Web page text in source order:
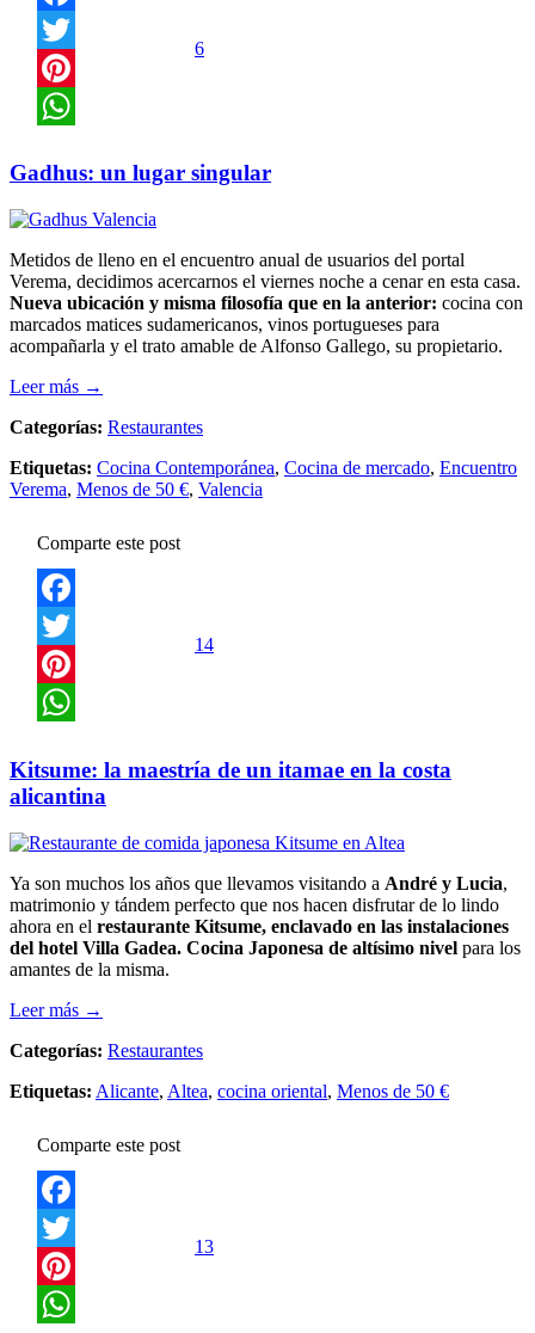
Facebook
Twitter
Pinterest
6
Gadhus: un lugar singular
Metidos de lleno en el encuentro anual de usuarios del portal
Verema, decidimos acercarnos el viernes noche a cenar en esta casa.
Nueva ubicación y misma filosofía que en la anterior: cocina con
marcados matices sudamericanos, vinos portugueses para
acompañarla y el trato amable de Alfonso Gallego, su propietario.
Leer más →
Categorías: Restaurantes
Etiquetas: Cocina Contemporánea, Cocina de mercado, Encuentro
Verema, Menos de 50 €, Valencia
Comparte este post
Facebook
Twitter
Pinterest
14
Kitsume: la maestría de un itamae en la costa
alicantina
Ya son muchos los años que llevamos visitando a André y Lucia,
matrimonio y tándem perfecto que nos hacen disfrutar de lo lindo
ahora en el restaurante Kitsume, enclavado en las instalaciones
del hotel Villa Gadea. Cocina Japonesa de altísimo nivel para los
amantes de la misma.
Leer más →
Categorías: Restaurantes
Etiquetas: Alicante, Altea, cocina oriental, Menos de 50 €
Comparte este post
Facebook
Twitter
Pinterest
13